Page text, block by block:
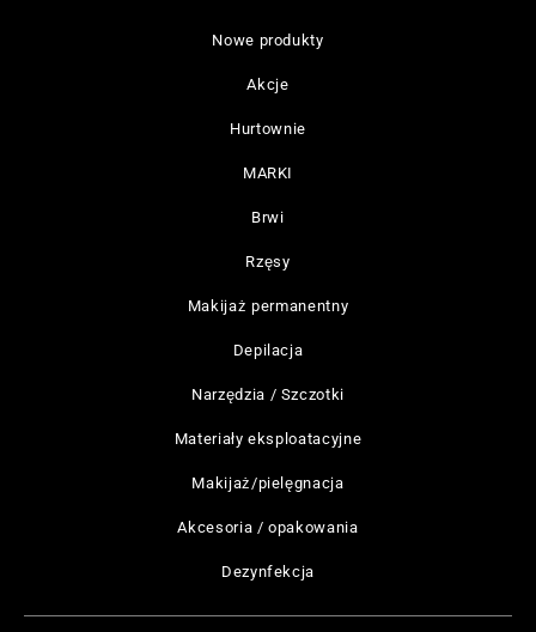
Nowe produkty
Akcje
Hurtownie
MARKI
Brwi
Rzęsy
Makijaż permanentny
Depilacja
Narzędzia / Szczotki
Materiały eksploatacyjne
Makijaż/pielęgnacja
Akcesoria / opakowania
Dezynfekcja